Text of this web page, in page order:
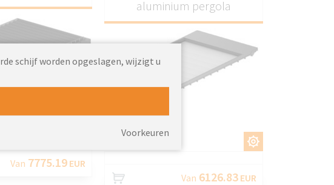
Van 7775.19EUR
aluminium pergola
Van 6126.83 EUR
schijf worden opgeslagen, wijzigt u
Voorkeuren